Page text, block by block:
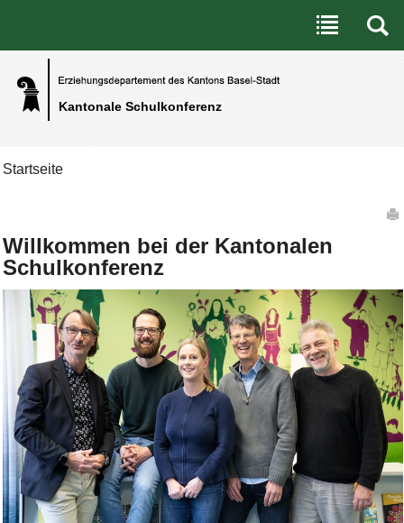
Kantonale Schulkonferenz
Benutzerspezifische Werkzeuge
Direkt zum Inhalt|Direkt zur Navigation
Startseite
Willkommen bei der Kantonalen
Schulkonferenz